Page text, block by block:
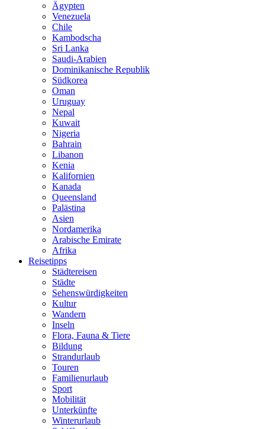
Ägypten
Venezuela
Chile
Kambodscha
Sri Lanka
Saudi-Arabien
Dominikanische Republik
Südkorea
Oman
Uruguay
Nepal
Kuwait
Nigeria
Bahrain
Libanon
Kenia
Kalifornien
Kanada
Queensland
Palästina
Asien
Nordamerika
Arabische Emirate
Afrika
Reisetipps
Städtereisen
Städte
Sehenswürdigkeiten
Kultur
Wandern
Inseln
Flora, Fauna & Tiere
Bildung
Strandurlaub
Touren
Familienurlaub
Sport
Mobilität
Unterkünfte
Winterurlaub